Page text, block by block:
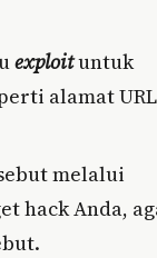
exploituntuk
alamat URL
melalui
hack Anda,